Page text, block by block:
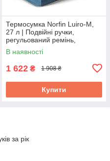
Термосумка Norfin Luiro-M,
27 л | Подвійні ручки,
регульований ремінь,
сітчаста кишеня, компактна в
складеному стані
В наявності
1 622 ₴ 1 908 ₴
Купити
за рік